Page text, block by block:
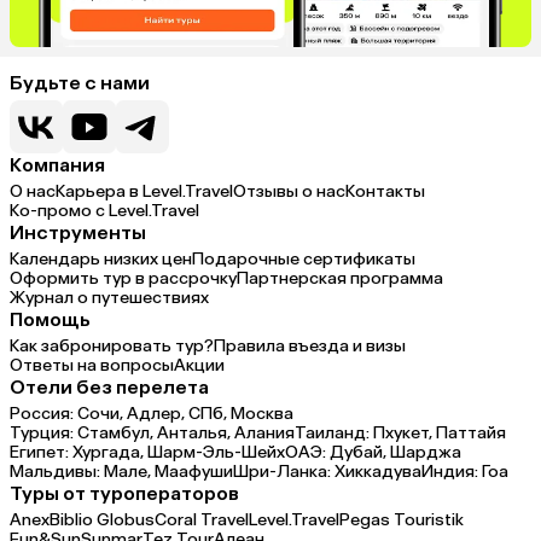
Будьте с нами
Компания
О насКарьера в Level.TravelОтзывы о насКонтакты
Ко-промо с Level.Travel
Инструменты
Календарь низких ценПодарочные сертификаты
Оформить тур в рассрочкуПартнерская программа
Журнал о путешествиях
Помощь
Как забронировать тур?Правила въезда и визы
Ответы на вопросыАкции
Отели без перелета
Россия:Сочи,Адлер,СПб,Москва
Турция:Стамбул,Анталья,АланияТаиланд:Пхукет,Паттайя
Египет:Хургада,Шарм-Эль-ШейхОАЭ:Дубай,Шарджа
Мальдивы:Мале,МаафушиШри-Ланка:ХиккадуваИндия:Гоа
Туры от туроператоров
AnexBiblio GlobusCoral TravelLevel.TravelPegas Touristik